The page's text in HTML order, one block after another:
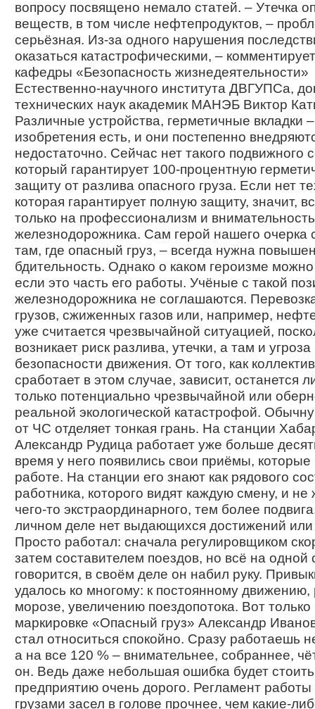
вопросу посвящено немало статей. – Утечка
веществ, в том числе нефтепродуктов, –
серьёзная. Из-за одного нарушения
оказаться катастрофическими, –
кафедры «Безопасность жизнедеятельности»
Естественно-научного института ДВГУПСа,
технических наук академик МАНЭБ Виктор
Различные устройства, герметичные вкладки
изобретения есть, и они постепенно
недостаточно. Сейчас нет такого подвижного
который гарантирует 100-процентную
защиту от разлива опасного груза. Если нет
которая гарантирует полную защиту, значит,
только на профессионализм и внимательность
железнодорожника. Сам герой нашего очерка
там, где опасный груз, – всегда нужна
бдительность. Однако о каком героизме можно
если это часть его работы. Учёные с такой
железнодорожника не соглашаются.
грузов, сжиженных газов или, например,
уже считается чрезвычайной ситуацией,
возникает риск разлива, утечки, а там и угроза
безопасности движения. От того, как
сработает в этом случае, зависит, останется
только потенциально чрезвычайной или
реальной экологической катастрофой.
от ЧС отделяет тонкая грань. На станции
Александр Рудица работает уже больше
время у него появились свои приёмы, которые
работе. На станции его знают как рядового
работника, которого видят каждую смену, и не
чего-то экстраординарного, тем более
личном деле нет выдающихся достижений или
Просто работал: сначала регулировщиком
затем составителем поездов, но всё на одной
говорится, в своём деле он набил руку.
удалось ко многому: к постоянному движению,
морозе, увеличению поездопотока. Вот только
маркировке «Опасный груз» Александр
стал относиться спокойно. Сразу работаешь
а на все 120 % – внимательнее, собраннее,
он. Ведь даже небольшая ошибка будет стоить
предприятию очень дорого. Регламент
грузами засел в голове прочнее, чем какие-